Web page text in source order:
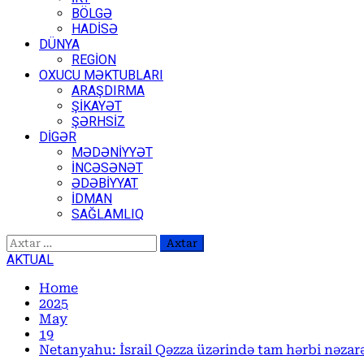
BÖLGƏ
HADİSƏ
DÜNYA
REGİON
OXUCU MƏKTUBLARI
ARAŞDIRMA
ŞİKAYƏT
ŞƏRHSİZ
DİGƏR
MƏDƏNİYYƏT
İNCƏSƏNƏT
ƏDƏBİYYAT
İDMAN
SAĞLAMLIQ
Axtarış:
AKTUAL
Home
2025
May
19
Netanyahu: İsrail Qəzza üzərində tam hərbi